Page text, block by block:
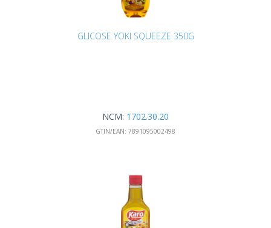
GLICOSE YOKI SQUEEZE 350G
NCM: 1702.30.20
GTIN/EAN: 7891095002498